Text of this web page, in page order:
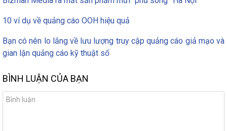
10 ví dụ về quảng cáo OOH hiệu quả
Bạn có nên lo lắng về lưu lượng truy cập quảng cáo giả mạo và
gian lận quảng cáo kỹ thuật số
BÌNH LUẬN CỦA BẠN